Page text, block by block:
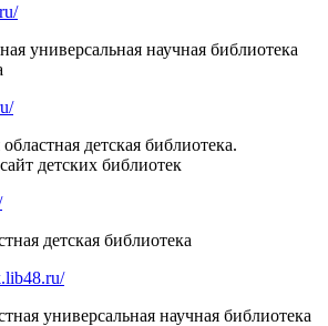
универсальная научная библиотека
детская библиотека.
детских библиотек
детская библиотека
универсальная научная библиотека